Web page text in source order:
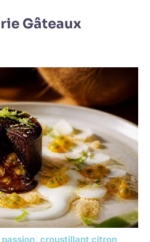
Gâteaux
croustillant citron